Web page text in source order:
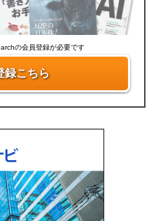
の会員登録が必要です
録こちら